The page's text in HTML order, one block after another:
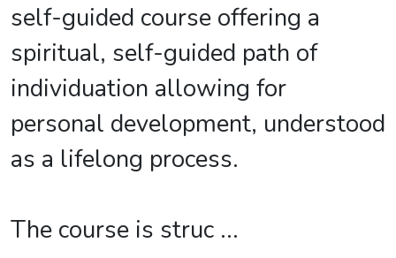
self-guided course offering a
spiritual, self-guided path of
individuation allowing for
personal development, understood
as a lifelong process.
The course is struc ...